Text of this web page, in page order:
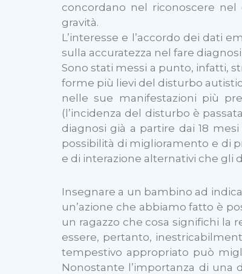
concordano nel riconoscere
gravità.
L’interesse e l’accordo dei dati
sulla accuratezza nel fare
Sono stati messi a punto, infatti,
forme più lievi del disturbo
nelle sue manifestazioni più
(l’incidenza del disturbo è
diagnosi già a partire dai 18
possibilità di miglioramento e di
e di interazione alternativi che gli
Insegnare a un bambino ad
un’azione che abbiamo fatto è
un ragazzo che cosa significhi la
essere, pertanto,
tempestivo appropriato può
Nonostante l’importanza di una